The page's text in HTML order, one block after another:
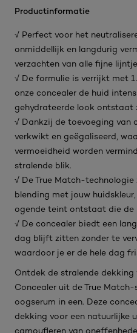
Productinformatie
√ Perfect voor het
onmiddellijk en langdurig
verzachten van alle fijne
√ De formulie is verrijkt met
onze concealer de huid
gehydrateerde look ontstaat
√ Dankzij de toevoeging van
verkwikt en geëgaliseerd,
vermoeidheid worden
stralende blik.
√ De True Match-
blending met jouw
ogende teint ontstaat die de
√ De concealer biedt een
dag blijft zitten zonder te
waardoor je er de hele dag
Ontdek de stralende dekking
Concealer uit de True Match-
oogserum in een. Deze
dekking voor een natuurlijke
camoufleren van